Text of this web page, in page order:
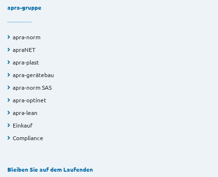
apra-gruppe
apra-norm
apraNET
apra-plast
apra-gerätebau
apra-norm SAS
apra-optinet
apra-lean
Einkauf
Compliance
Bleiben Sie auf dem Laufenden